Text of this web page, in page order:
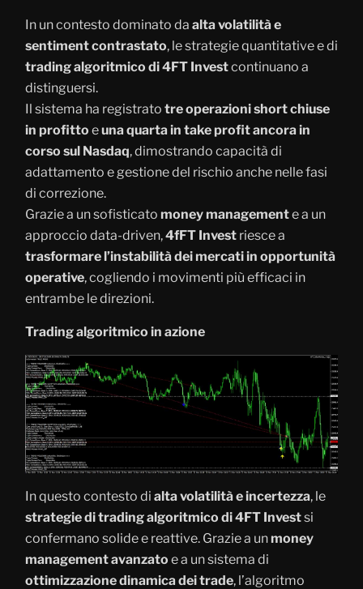
In un contesto dominato da alta volatilità e
sentiment contrastato, le strategie quantitative e di
trading algoritmico di 4FT Investcontinuano a
distinguersi.
Il sistema ha registrato tre operazioni short chiuse
in profitto euna quarta in take profit ancora in
corso sul Nasdaq, dimostrando capacità di
adattamento e gestione del rischio anche nelle fasi
di correzione.
Grazie a un sofisticato money managemente a un
approccio data-driven,4fFT Invest riesce a
trasformare l’instabilità dei mercati in opportunità
operative, cogliendo i movimenti più efficaci in
entrambe le direzioni.
Trading algoritmico in azione
In questo contesto di alta volatilità e incertezza, le
strategie di trading algoritmico di 4FT Investsi
confermano solide e reattive. Grazie a unmoney
management avanzato e a un sistema di
ottimizzazione dinamica dei trade, l’algoritmo